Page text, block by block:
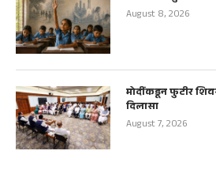
August 8, 2026
मोदींकडून फुटीर
दिलासा
August 7, 2026